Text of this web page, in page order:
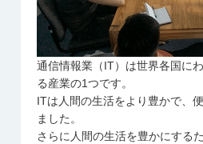
通信情報業（IT）は世界各国に
る産業の1つです。
ITは人間の生活をより豊かで、
ました。
さらに人間の生活を豊かにする